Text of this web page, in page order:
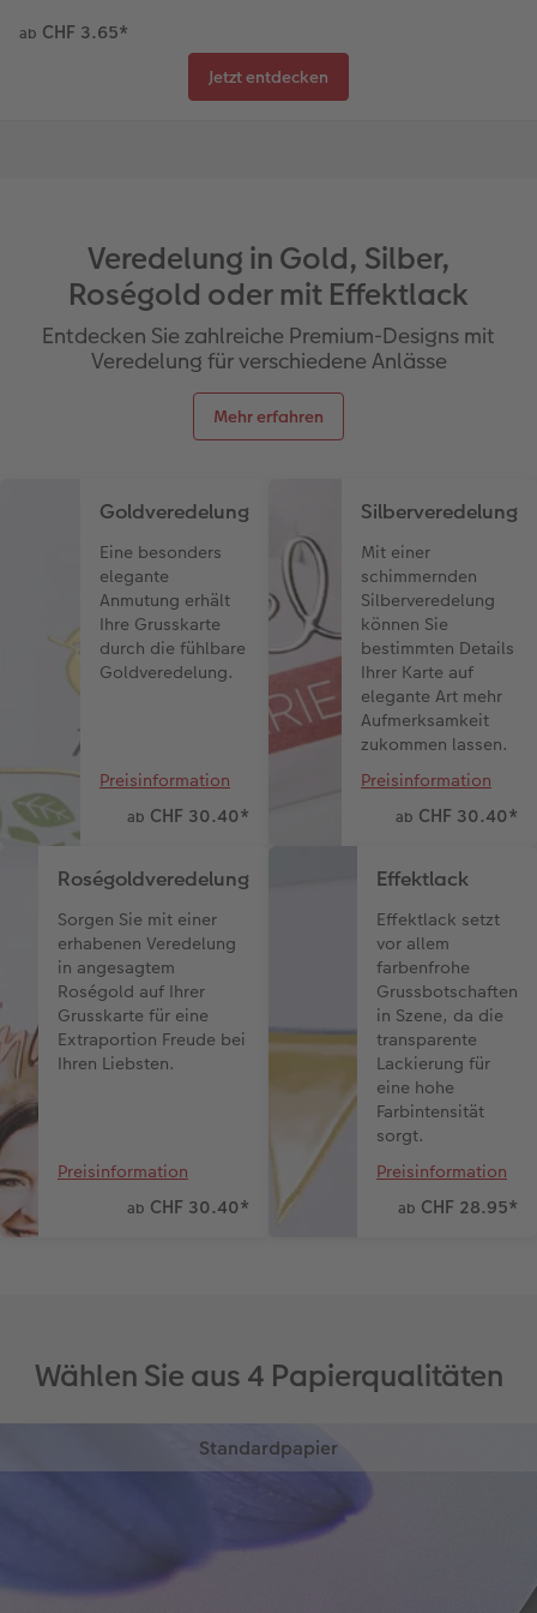
ab CHF 3.65*
Jetzt entdecken
Veredelung in Gold, Silber,
Roségold oder mit Effektlack
Entdecken Sie zahlreiche Premium-Designs mit
Veredelung für verschiedene Anlässe
Mehr erfahren
Goldveredelung
Eine besonders
elegante
Anmutung erhält
Ihre Grusskarte
durch die fühlbare
Goldveredelung.
Preisinformation
ab CHF 30.40*
Silberveredelung
Mit einer
schimmernden
Silberveredelung
können Sie
bestimmten Details
Ihrer Karte auf
elegante Art mehr
Aufmerksamkeit
zukommen lassen.
Preisinformation
ab CHF 30.40*
Roségoldveredelung
Sorgen Sie mit einer
erhabenen Veredelung
in angesagtem
Roségold auf Ihrer
Grusskarte für eine
Extraportion Freude bei
Ihren Liebsten.
Preisinformation
ab CHF 30.40*
Effektlack
Effektlack setzt
vor allem
farbenfrohe
Grussbotschaften
in Szene, da die
transparente
Lackierung für
eine hohe
Farbintensität
sorgt.
Preisinformation
ab CHF 28.95*
Wählen Sie aus 4 Papierqualitäten